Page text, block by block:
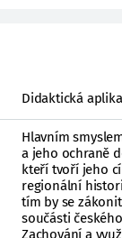
Didaktická
Hlavním
a jeho ochraně
kteří tvoří jeho
regionální
tím by se
součásti
Zachování a